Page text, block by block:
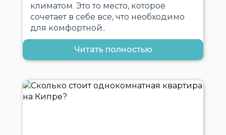
климатом. Это то место, которое
сочетает в себе все, что необходимо
для комфортной..
Читать полностью